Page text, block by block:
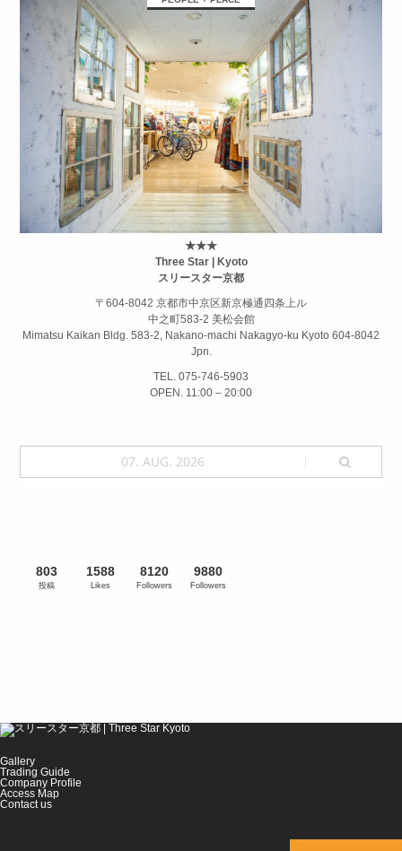
★★★
Three Star | Kyoto
スリースター京都
〒604-8042 京都市中京区新京極通四条上ル
中之町583-2 美松会館
Mimatsu Kaikan Bldg. 583-2, Nakano-machi Nakagyo-ku Kyoto 604-8042
Jpn.
TEL. 075-746-5903
OPEN. 11:00 – 20:00
07. AUG. 2026
803
投稿
1588
Likes
8120
Followers
9880
Followers
Gallery
Trading Guide
Company Profile
Access Map
Contact us